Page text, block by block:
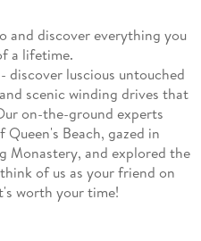
and discover everything you
a lifetime.
discover luscious untouched
scenic winding drives that
on-the-ground experts
Beach, gazed in
Monastery, and explored the
of us as your friend on
worth your time!